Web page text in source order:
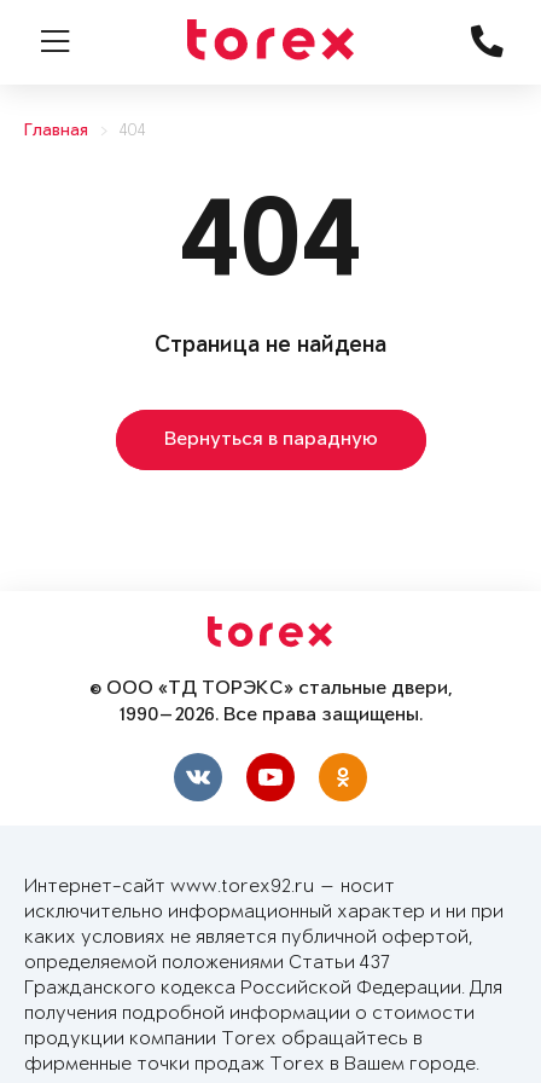
Главная 404
404
Страница не найдена
Вернуться в парадную
© ООО «ТД ТОРЭКС» стальные двери,
1990—2026. Все права защищены.
Интернет-сайт www.torex92.ru — носит
исключительно информационный характер и ни при
каких условиях не является публичной офертой,
определяемой положениями Статьи 437
Гражданского кодекса Российской Федерации. Для
получения подробной информации о стоимости
продукции компании Torex обращайтесь в
фирменные точки продаж Torex в Вашем городе.